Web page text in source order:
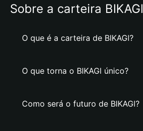
Sobre a carteira BIKAGl
O que é a carteira de BIKAGl?
O que torna o BIKAGl único?
Como será o futuro de BIKAGl?